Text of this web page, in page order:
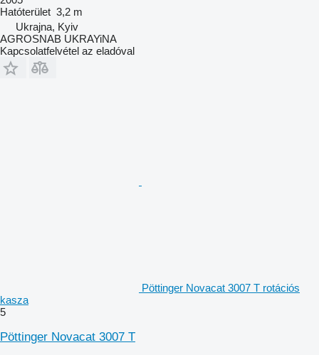
Hatóterület 3,2 m
Ukrajna, Kyiv
AGROSNAB UKRAYiNA
Kapcsolatfelvétel az eladóval
Pöttinger Novacat 3007 T rotációs
kasza
5
Pöttinger Novacat 3007 T